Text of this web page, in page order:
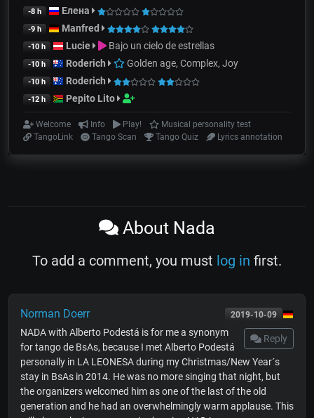
-8 h Елена
-9 h Manfred
-10 h Lucie Bajo un cielo de estrellas
-10 h Roderich Golden age, Complex, Joy
-10 h Roderich
-12 h Pepito Lito
Welcome Info Play!
Musical personality test
TangoLink
Tango Scan Tango Quiz Lyrics annotation
About Nada
To add a comment, you must log in first.
2019-10-09
Norman Doerr
Reply
NADA with Alberto Podestá is for me a synonym
for tango de BsAs, because I met Alberto Podestá
personally in LA LEONESA during my Christmas/New Year´s
stay in BsAs in 2014. He was no more singing that night, but
the organizers welcomed him as one of the last of the old
generation and he had an overwhelmingly warm applause. This